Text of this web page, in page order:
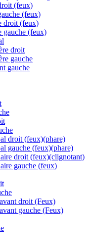
(feux)
(feux)
droit (feux)
gauche (feux)
droit
gauche
gauche
droit (feux)(phare)
gauche (feux)(phare)
droit (feux)(clignotant)
gauche (feux)
droit (Feux)
gauche (Feux)